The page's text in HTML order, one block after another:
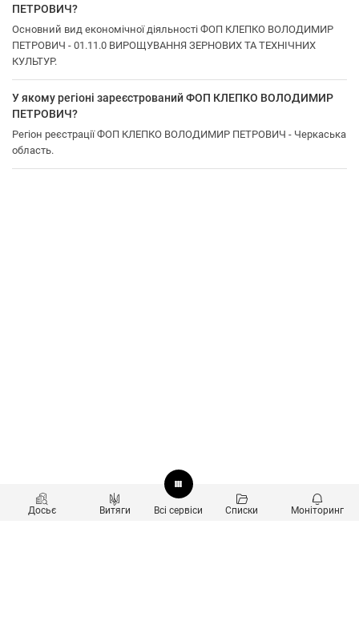
ПЕТРОВИЧ?
Основний вид економічної діяльності ФОП КЛЕПКО ВОЛОДИМИР
ПЕТРОВИЧ - 01.11.0 ВИРОЩУВАННЯ ЗЕРНОВИХ ТА ТЕХНІЧНИХ
КУЛЬТУР.
У якому регіоні зареєстрований ФОП КЛЕПКО ВОЛОДИМИР
ПЕТРОВИЧ?
Регіон реєстрації ФОП КЛЕПКО ВОЛОДИМИР ПЕТРОВИЧ - Черкаська
область.
Досьє Витяги Всі сервіси Списки Моніторинг